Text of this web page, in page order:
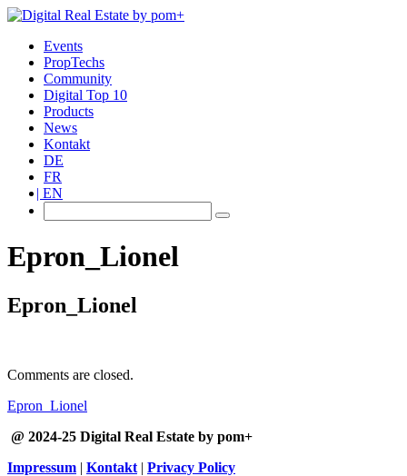
Events
PropTechs
Community
Digital Top 10
Products
News
Kontakt
DE
FR
EN
Epron_Lionel
Epron_Lionel
Comments are closed.
Epron_Lionel
@ 2024-25 Digital Real Estate by pom+
Impressum | Kontakt | Privacy Policy